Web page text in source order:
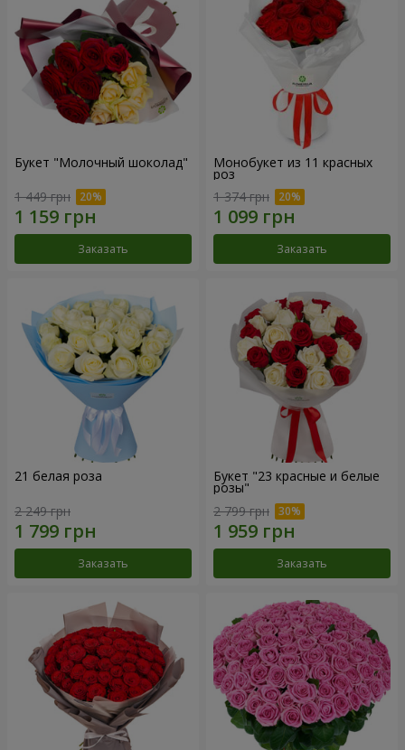
Букет "Молочный шоколад"
1 449 грн
Заказать
Монобукет из 11 красных
роз
1 374 грн
Заказать
21 белая роза
2 249 грн
Заказать
Букет "23 красные и белые
розы"
2 799 грн
Заказать